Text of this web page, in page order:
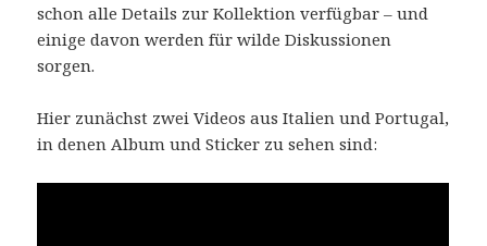
schon alle Details zur Kollektion verfügbar – und
einige davon werden für wilde Diskussionen
sorgen.
Hier zunächst zwei Videos aus Italien und Portugal,
in denen Album und Sticker zu sehen sind: